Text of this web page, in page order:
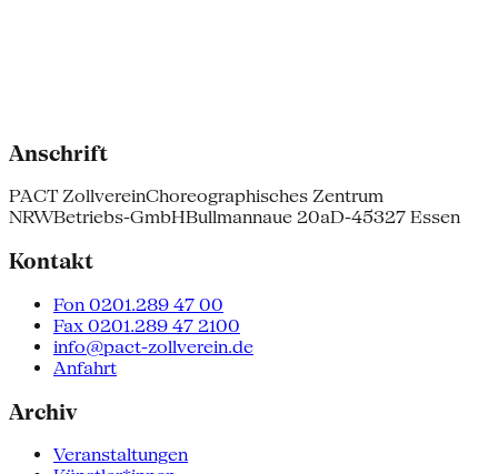
Anschrift
PACT ZollvereinChoreographisches Zentrum
NRWBetriebs-GmbHBullmannaue 20aD-45327 Essen
Kontakt
Fon 0201.289 47 00
Fax 0201.289 47 2100
info@pact-zollverein.de
Anfahrt
Archiv
Veranstaltungen